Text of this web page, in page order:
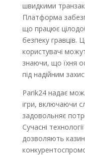
швидкими
Платформа
що працює
безпеку гравців.
користувачі
знаючи, що їхня
під надійним
Parik24 надає
ігри, включаючи
задовольняє
Сучасні
дозволяють